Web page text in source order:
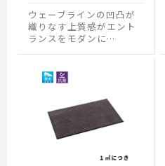
ウェーブラインの凹凸が
織りなす上質感がエント
ランスをモダンに…